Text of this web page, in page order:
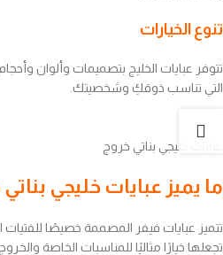
تنوع الخيارات
تتوفر عبايات الخليج بتصميمات وألوان وأحجام
التي تناسب ذوقكِ وشخصيتك.
عبايات خليجي بناتي خروج
ما يميز عبايات خليجي
تتميز عبايات فيفر المصممة خصيصًا للفتيات
تجعلها خيارًا مثاليًا للمناسبات الخاصة